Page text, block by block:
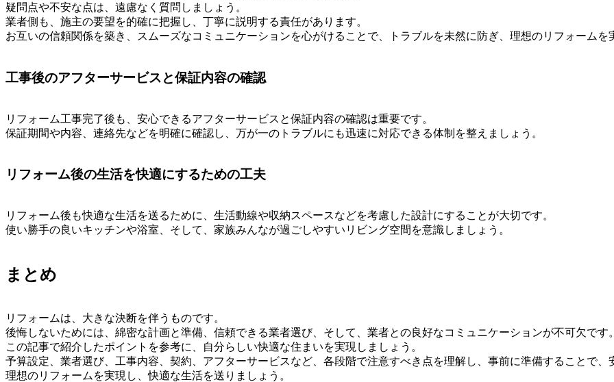
疑問点や不安な点は、遠慮なく質問しましょう。
業者側も、施主の要望を的確に把握し、丁寧に説明する責任があります。
お互いの信頼関係を築き、スムーズなコミュニケーションを心がけることで、トラブルを未然に防ぎ、理想のリフォームを
工事後のアフターサービスと保証内容の確認
リフォーム工事完了後も、安心できるアフターサービスと保証内容の確認は重要です。
保証期間や内容、連絡先などを明確に確認し、万が一のトラブルにも迅速に対応できる体制を整えましょう。
リフォーム後の生活を快適にするための工夫
リフォーム後も快適な生活を送るために、生活動線や収納スペースなどを考慮した設計にすることが大切です。
使い勝手の良いキッチンや浴室、そして、家族みんなが過ごしやすいリビング空間を意識しましょう。
まとめ
リフォームは、大きな決断を伴うものです。
後悔しないためには、綿密な計画と準備、信頼できる業者選び、そして、業者との良好なコミュニケーションが不可欠です。
この記事で紹介したポイントを参考に、自分らしい快適な住まいを実現しましょう。
予算設定、業者選び、工事内容、契約、アフターサービスなど、各段階で注意すべき点を理解し、事前に準備することで、
理想のリフォームを実現し、快適な生活を送りましょう。